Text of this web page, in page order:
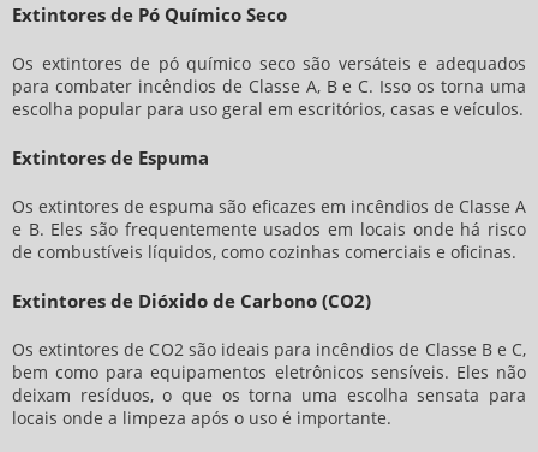
Extintores de Pó Químico Seco
Os extintores de pó químico seco são versáteis e adequados
para combater incêndios de Classe A, B e C. Isso os torna uma
escolha popular para uso geral em escritórios, casas e veículos.
Extintores de Espuma
Os extintores de espuma são eficazes em incêndios de Classe A
e B. Eles são frequentemente usados em locais onde há risco
de combustíveis líquidos, como cozinhas comerciais e oficinas.
Extintores de Dióxido de Carbono (CO2)
Os extintores de CO2 são ideais para incêndios de Classe B e C,
bem como para equipamentos eletrônicos sensíveis. Eles não
deixam resíduos, o que os torna uma escolha sensata para
locais onde a limpeza após o uso é importante.